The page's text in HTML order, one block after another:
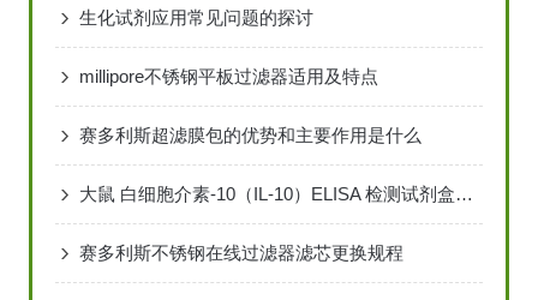
生化试剂应用常见问题的探讨
millipore不锈钢平板过滤器适用及特点
赛多利斯超滤膜包的优势和主要作用是什么
大鼠 白细胞介素-10（IL-10）ELISA 检测试剂盒说明书
赛多利斯不锈钢在线过滤器滤芯更换规程